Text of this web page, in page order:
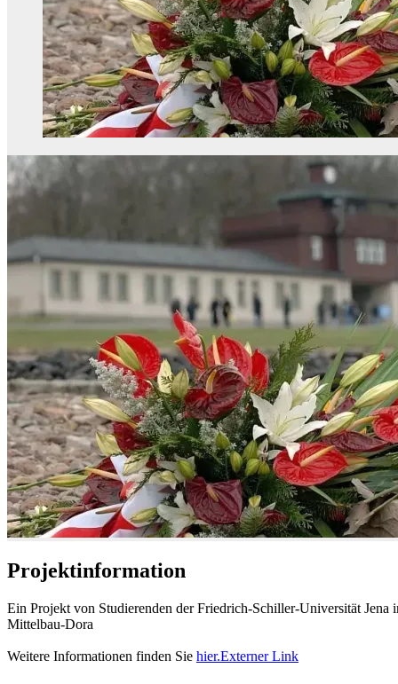
Projektinformation
Ein Projekt von Studierenden der Friedrich-Schiller-Universität
Mittelbau-Dora
Weitere Informationen finden Sie hier.Externer Link